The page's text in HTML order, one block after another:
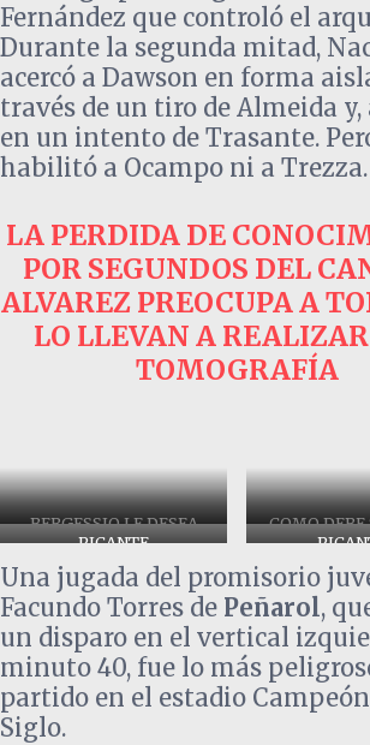
Fernández que controló el
Durante la segunda mitad,
acercó a Dawson en forma
través de un tiro de Almeida
en un intento de Trasante.
habilitó a Ocampo ni a Trezza.
LA PERDIDA DE
POR SEGUNDOS DEL
ALVAREZ PREOCUPA A
LO LLEVAN A
TOMOGRAFÍA
BERGESSIO LE DESEA
SUERTE AL CANARIO
LLEVANDO RUMBO AL
SANATORIO
COMO DEBE
LA NOTA
PICANTE
Una jugada del promisorio
Facundo Torres de Peñarol,
un disparo en el vertical
minuto 40, fue lo más
partido en el estadio
Siglo.